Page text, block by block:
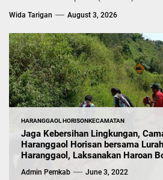
Wida Tarigan August 3, 2026
HARANGGAOL HORISONKECAMATAN
Jaga Kebersihan Lingkungan,
Haranggaol Horisan bersama Lurah
Haranggaol, Laksanakan Haroan
Admin Pemkab June 3, 2022